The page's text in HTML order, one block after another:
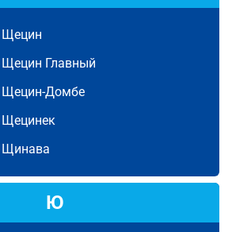
Щецин
Щецин Главный
Щецин-Домбе
Щецинек
Щинава
Ю